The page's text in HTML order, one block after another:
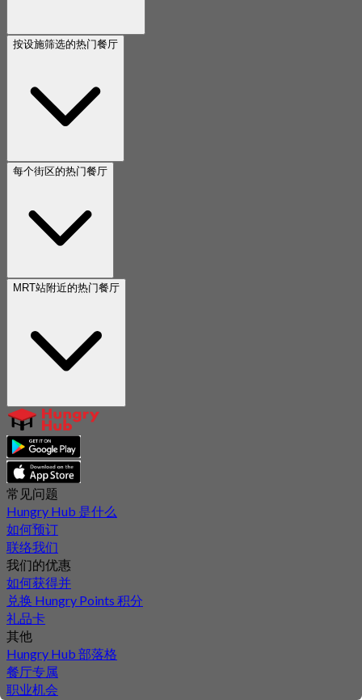
按设施筛选的热门餐厅
每个街区的热门餐厅
MRT站附近的热门餐厅
常见问题
Hungry Hub 是什么
如何预订
联络我们
我们的优惠
如何获得并
兑换 Hungry Points 积分
礼品卡
其他
Hungry Hub 部落格
餐厅专属
职业机会